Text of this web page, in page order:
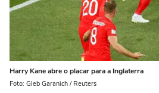
Harry Kane abre o placar para a Inglaterra
Foto: Gleb Garanich / Reuters